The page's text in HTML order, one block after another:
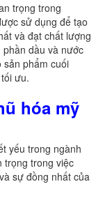
trọng trong
sử dụng để tạo
và đạt chất lượng
dầu và nước
sản phẩm cuối
ưu.
hóa mỹ
yếu trong ngành
trọng trong việc
sự đồng nhất của